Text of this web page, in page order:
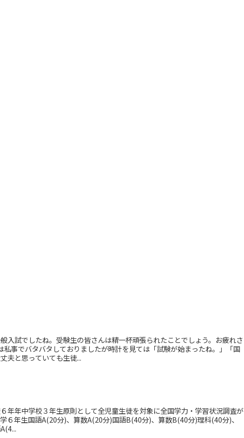
入試でしたね。受験生の皆さんは精一杯頑張られたことでしょう。お疲れさ
事でバタバタしておりましたが時計を見ては「試験が始まったね。」「国
夫と思っていても生徒...
年年中学校３年生原則として全児童生徒を対象に全国学力・学習状況調査が
６年生国語A(20分)、算数A(20分)国語B(40分)、算数B(40分)理科(40分)、